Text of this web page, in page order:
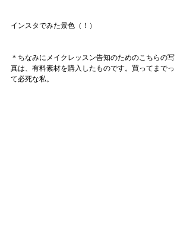
インスタでみた景色（！）
＊ちなみにメイクレッスン告知のためのこちらの写
真は、有料素材を購入したものです。買ってまでっ
て必死な私。